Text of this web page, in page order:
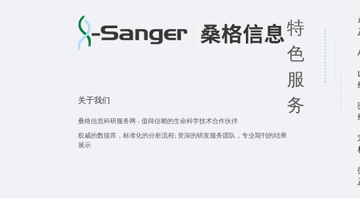
关于我们
桑格信息科研服务网 - 值得信赖的生命科学技术合作伙伴
权威的数据库，标准化的分析流程; 资深的研发服务团队，专业期刊的结果
展示
特
色
服
务